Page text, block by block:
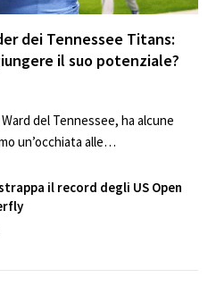
dei Tennessee Titans:
il suo potenziale?
del Tennessee, ha alcune
un’occhiata alle…
il record degli US Open